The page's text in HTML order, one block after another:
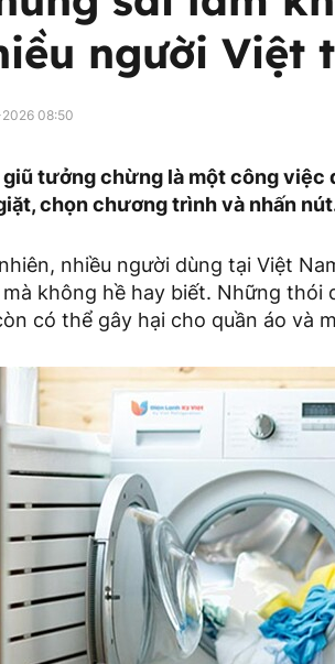
người Việt
08:50
tưởng chừng là một công việc
chọn chương trình và nhấn
nhiều người dùng tại Việt
mà không hề hay biết. Những thói
có thể gây hại cho quần áo và